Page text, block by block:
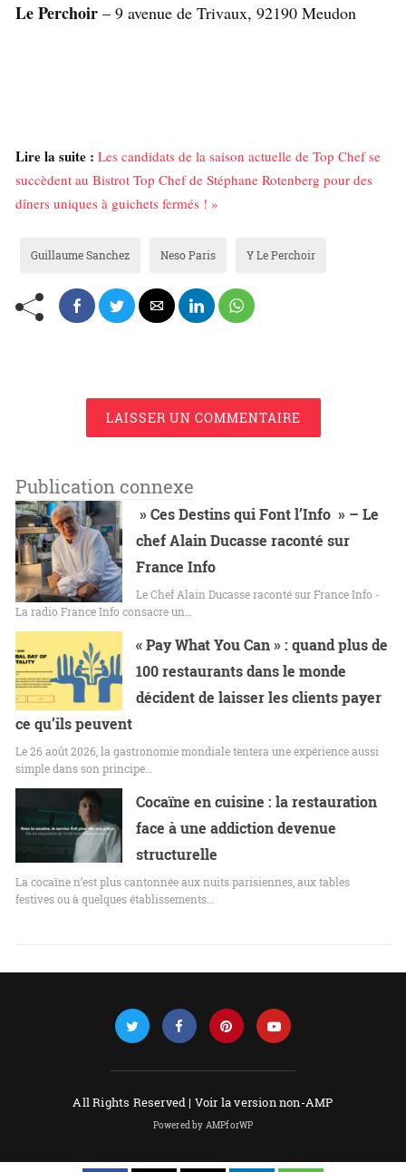
Le Perchoir – 9 avenue de Trivaux, 92190 Meudon
Lire la suite : Les candidats de la saison actuelle de Top Chef se
succèdent au Bistrot Top Chef de Stéphane Rotenberg pour des
dîners uniques à guichets fermés ! »
Guillaume Sanchez Neso Paris Y Le Perchoir
LAISSER UN COMMENTAIRE
Publication connexe
» Ces Destins qui Font l’Info » – Le
chef Alain Ducasse raconté sur
France Info
Le Chef Alain Ducasse raconté sur France Info -
La radio France Info consacre un…
« Pay What You Can » : quand plus de
100 restaurants dans le monde
décident de laisser les clients payer
ce qu’ils peuvent
Le 26 août 2026, la gastronomie mondiale tentera une expérience aussi
simple dans son principe…
Cocaïne en cuisine : la restauration
face à une addiction devenue
structurelle
La cocaïne n’est plus cantonnée aux nuits parisiennes, aux tables
festives ou à quelques établissements…
All Rights Reserved | Voir la version non-AMP
Powered by AMPforWP